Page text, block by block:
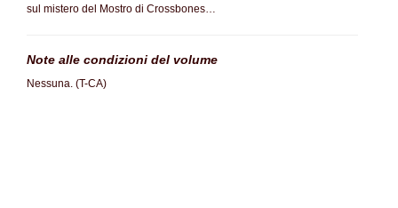
sul mistero del Mostro di Crossbones…
Note alle condizioni del volume
Nessuna. (T-CA)